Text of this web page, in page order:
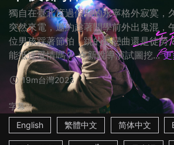
獨自在臺北度過假期的永寧格外寂寞，
突然來電，邀約趁著開學前外出鬼混，
位男孩踩著節拍，跳的是戀曲還是徒
能抵達愛情嗎？ ☆新銳導演試圖挖... 更
19m台灣2023
字幕
English
繁體中文 简体中文